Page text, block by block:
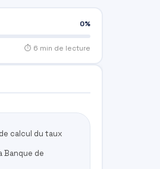
0%
⏱ 6 min de lecture
calcul du taux
Banque de